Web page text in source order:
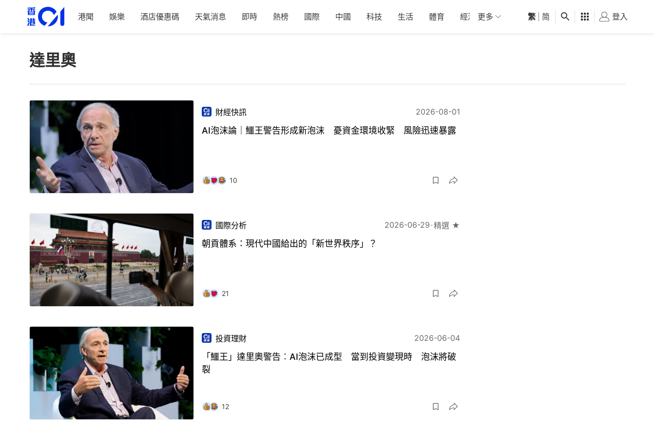
港聞 娛樂 酒店優惠碼 天氣消息 即時 熱榜 國際 中國 科技 生活 體育 經濟 01深圳 觀點 健康 好食玩飛
更多 繁 简 登入
達里奧
財經快訊 2026-08-01
AI泡沫論｜鱷王警告形成新泡沫 憂資金環境收緊 風險迅速暴露
10
國際分析 2026-06-29 精選 ★
朝貢體系：現代中國給出的「新世界秩序」？
21
投資理財 2026-06-04
「鱷王」達里奧警告︰AI泡沫已成型 當到投資變現時 泡沫將破
裂
12